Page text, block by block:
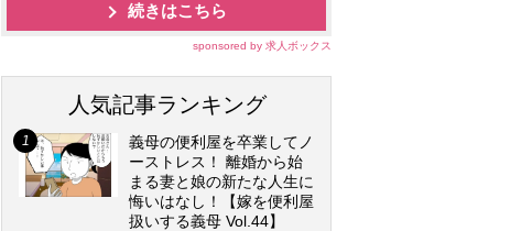
続きはこちら
sponsored by 求人ボックス
人気記事ランキング
義母の便利屋を卒業してノ
ーストレス！ 離婚から始
まる妻と娘の新たな人生に
悔いはなし！【嫁を便利屋
扱いする義母 Vol.44】